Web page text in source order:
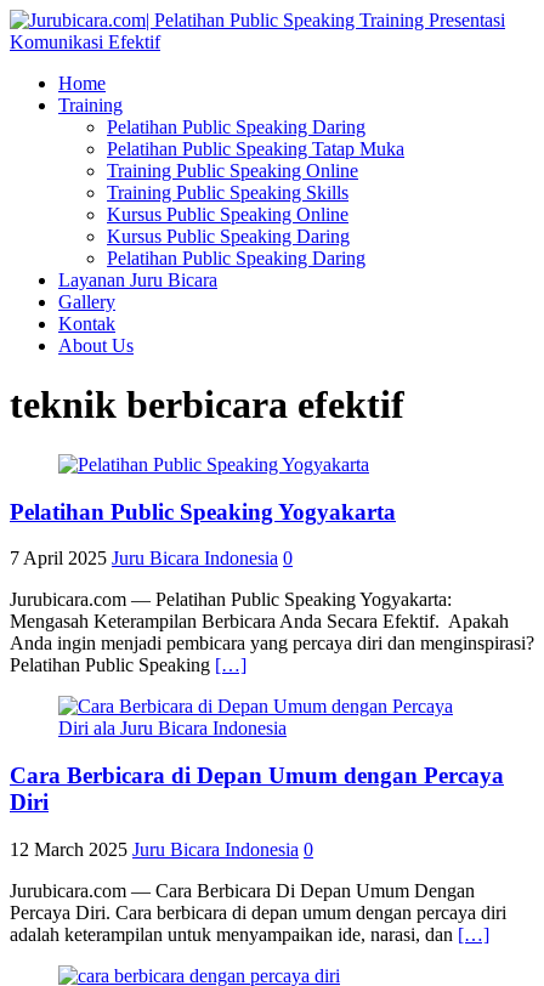
Home
Training
Pelatihan Public Speaking Daring
Pelatihan Public Speaking Tatap Muka
Training Public Speaking Online
Training Public Speaking Skills
Kursus Public Speaking Online
Kursus Public Speaking Daring
Pelatihan Public Speaking Daring
Layanan Juru Bicara
Gallery
Kontak
About Us
teknik berbicara efektif
Pelatihan Public Speaking Yogyakarta
7 April 2025 Juru Bicara Indonesia 0
Jurubicara.com — Pelatihan Public Speaking Yogyakarta:
Mengasah Keterampilan Berbicara Anda Secara Efektif. Apakah
Anda ingin menjadi pembicara yang percaya diri dan menginspirasi?
Pelatihan Public Speaking […]
Cara Berbicara di Depan Umum dengan Percaya
Diri
12 March 2025 Juru Bicara Indonesia 0
Jurubicara.com — Cara Berbicara Di Depan Umum Dengan
Percaya Diri. Cara berbicara di depan umum dengan percaya diri
adalah keterampilan untuk menyampaikan ide, narasi, dan […]